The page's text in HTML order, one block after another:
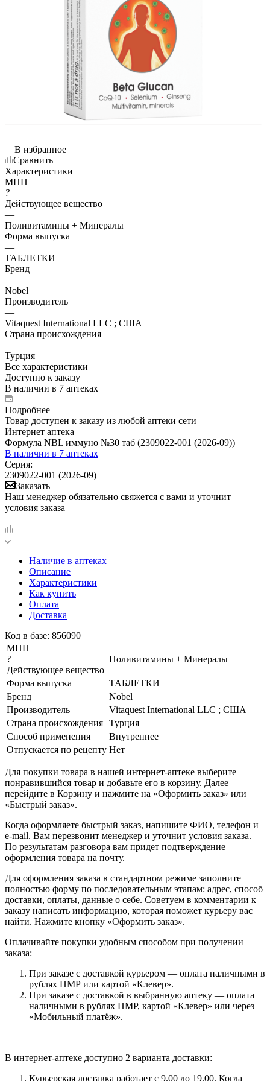
В избранное
Сравнить
Характеристики
МНН
?
Действующее вещество
—
Поливитамины + Минералы
Форма выпуска
—
ТАБЛЕТКИ
Бренд
—
Nobel
Производитель
—
Vitaquest International LLC ; США
Страна происхождения
—
Турция
Все характеристики
Доступно к заказу
В наличии в 7 аптеках
Подробнее
Товар доступен к заказу из любой аптеки сети
Интернет аптека
Формула NBL иммуно №30 таб (2309022-001 (2026-09))
В наличии в 7 аптеках
Серия:
2309022-001 (2026-09)
Заказать
Наш менеджер обязательно свяжется с вами и уточнит
условия заказа
Наличие в аптеках
Описание
Характеристики
Как купить
Оплата
Доставка
Код в базе: 856090
МНН
?
Действующее вещество
Поливитамины + Минералы
Форма выпуска
ТАБЛЕТКИ
Бренд
Nobel
Производитель
Vitaquest International LLC ; США
Страна происхождения Турция
Способ применения
Внутреннее
Отпускается по рецепту Нет
Для покупки товара в нашей интернет-аптеке выберите
понравившийся товар и добавьте его в корзину. Далее
перейдите в Корзину и нажмите на «Оформить заказ» или
«Быстрый заказ».
Когда оформляете быстрый заказ, напишите ФИО, телефон и
e-mail. Вам перезвонит менеджер и уточнит условия заказа.
По результатам разговора вам придет подтверждение
оформления товара на почту.
Для оформления заказа в стандартном режиме заполните
полностью форму по последовательным этапам: адрес, способ
доставки, оплаты, данные о себе. Советуем в комментарии к
заказу написать информацию, которая поможет курьеру вас
найти. Нажмите кнопку «Оформить заказ».
Оплачивайте покупки удобным способом при получении
заказа:
При заказе с доставкой курьером — оплата наличными в
рублях ПМР или картой «Клевер».
При заказе с доставкой в выбранную аптеку — оплата
наличными в рублях ПМР, картой «Клевер» или через
«Мобильный платёж».
В интернет-аптеке доступно 2 варианта доставки:
Курьерская доставка работает с 9.00 до 19.00. Когда